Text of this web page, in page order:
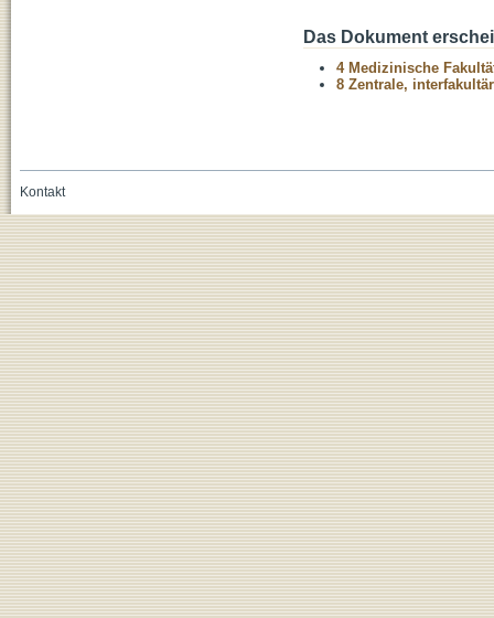
Das Dokument
4 Medizinische
8 Zentrale,
Kontakt